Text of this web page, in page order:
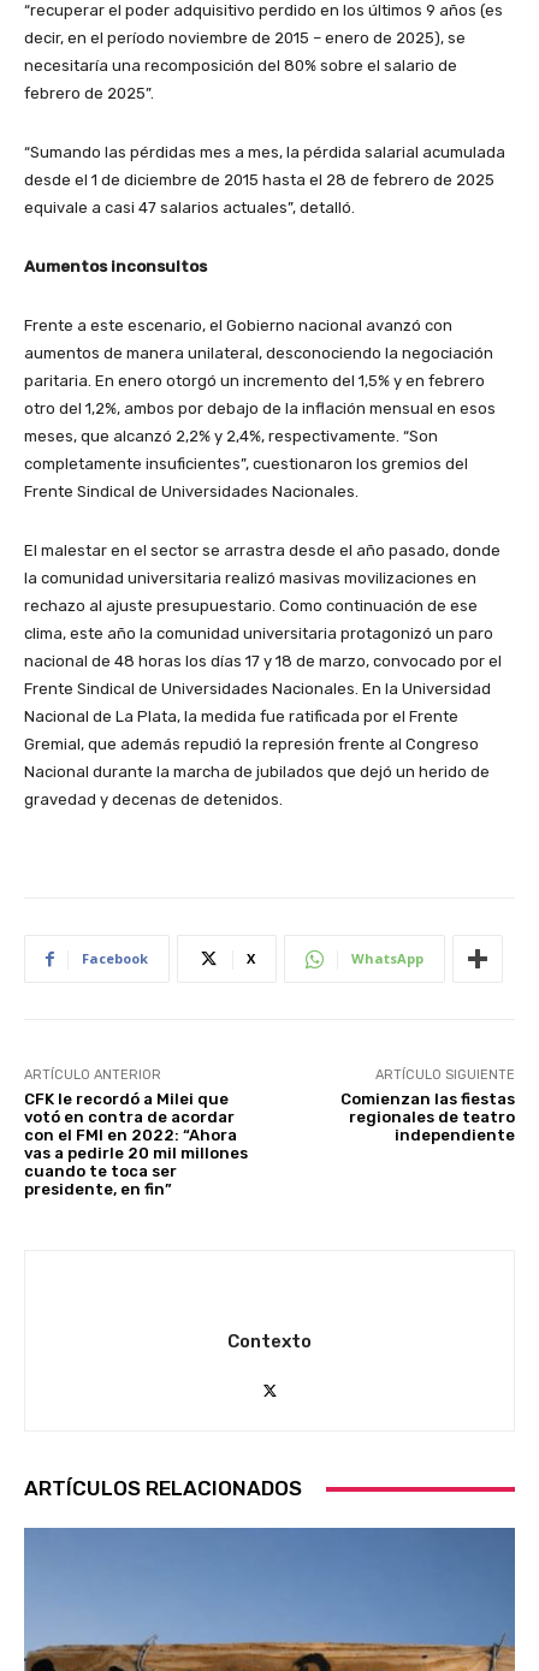
“recuperar el poder adquisitivo perdido en los últimos 9 años (es
decir, en el período noviembre de 2015 – enero de 2025), se
necesitaría una recomposición del 80% sobre el salario de
febrero de 2025”.
“Sumando las pérdidas mes a mes, la pérdida salarial acumulada
desde el 1 de diciembre de 2015 hasta el 28 de febrero de 2025
equivale a casi 47 salarios actuales”, detalló.
Aumentos inconsultos
Frente a este escenario, el Gobierno nacional avanzó con
aumentos de manera unilateral, desconociendo la negociación
paritaria. En enero otorgó un incremento del 1,5% y en febrero
otro del 1,2%, ambos por debajo de la inflación mensual en esos
meses, que alcanzó 2,2% y 2,4%, respectivamente. “Son
completamente insuficientes”, cuestionaron los gremios del
Frente Sindical de Universidades Nacionales.
El malestar en el sector se arrastra desde el año pasado, donde
la comunidad universitaria realizó masivas movilizaciones en
rechazo al ajuste presupuestario. Como continuación de ese
clima, este año la comunidad universitaria protagonizó un paro
nacional de 48 horas los días 17 y 18 de marzo, convocado por el
Frente Sindical de Universidades Nacionales. En la Universidad
Nacional de La Plata, la medida fue ratificada por el Frente
Gremial, que además repudió la represión frente al Congreso
Nacional durante la marcha de jubilados que dejó un herido de
gravedad y decenas de detenidos.
Facebook X WhatsApp
ARTÍCULO ANTERIOR
CFK le recordó a Milei que
votó en contra de acordar
con el FMI en 2022: “Ahora
vas a pedirle 20 mil millones
cuando te toca ser
presidente, en fin”
ARTÍCULO SIGUIENTE
Comienzan las fiestas
regionales de teatro
independiente
Contexto
ARTÍCULOS RELACIONADOS